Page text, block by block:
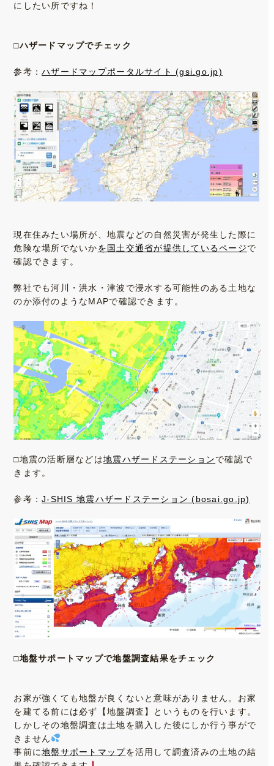
にしたい所ですね！
□ハザードマップでチェック
参考：ハザードマップポータルサイト (gsi.go.jp)
現在住みたい場所が、地震などの自然災害が発生した際に
危険な場所でないかを国土交通省が提供しているページで
確認できます。
弊社でも河川・洪水・津波で浸水する可能性のある土地な
のか添付のようなMAPで確認できます。
□地震の活断層などは地震ハザードステーションで確認で
きます。
参考：J-SHIS 地震ハザードステーション (bosai.go.jp)
□地盤サポートマップで地盤調査結果をチェック
お家が強くても地盤が良くないと意味がありません。お家
を建てる前には必ず【地盤調査】というものを行います。
しかしその地盤調査は土地を購入した後にしか行う事がで
きません
事前に地盤サポートマップを活用して調査済みの土地の結